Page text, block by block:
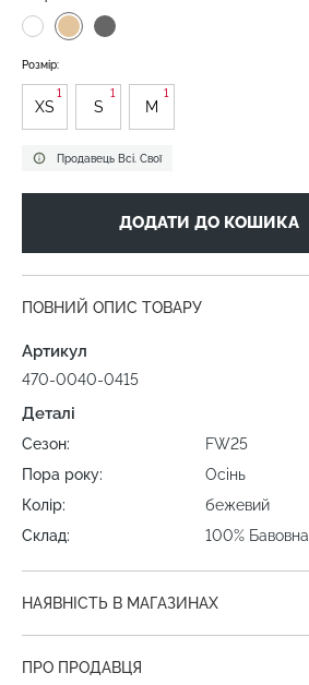
Продавець Всі. Свої
Розмір:
XS
1
S
1
M
1
ДОДАТИ ДО КОШИКА
ПОВНИЙ ОПИС ТОВАРУ
Артикул
470-0040-0415
Деталі
Сезон:
FW25
Пора року:
Осінь
Колір:
бежевий
Склад:
100% Бавовна
НАЯВНІСТЬ В МАГАЗИНАХ
ПРО ПРОДАВЦЯ